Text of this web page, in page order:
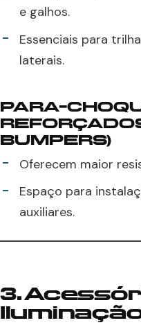
e galhos.
Essenciais para
laterais.
PARA-
BUMPERS)
Oferecem maior
Espaço para
auxiliares.
3.